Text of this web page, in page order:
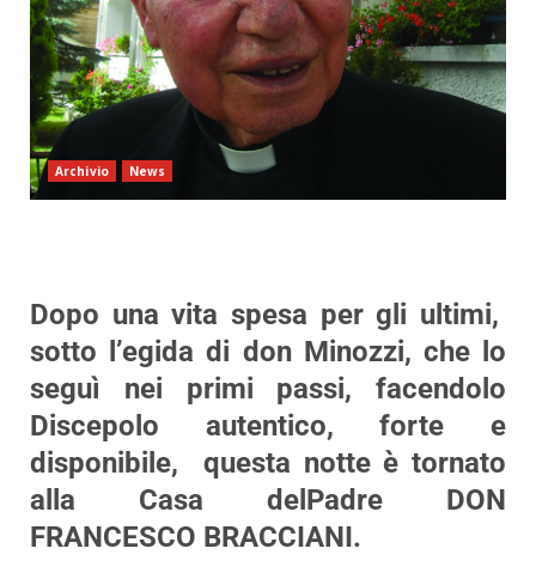
Archivio News
Dopo una vita spesa per gli ultimi,
sotto l’egida di don Minozzi, che lo
seguì nei primi passi, facendolo
Discepolo autentico, forte e
disponibile, questa notte è tornato
alla Casa delPadre DON
FRANCESCO BRACCIANI.